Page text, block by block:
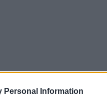
Personal Information